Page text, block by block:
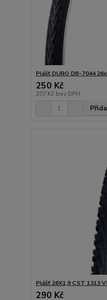
Plášť DURO DB-7044
250 Kč
207 Kč bez DPH
Plášť 26X1,9 CST 1313
290 Kč